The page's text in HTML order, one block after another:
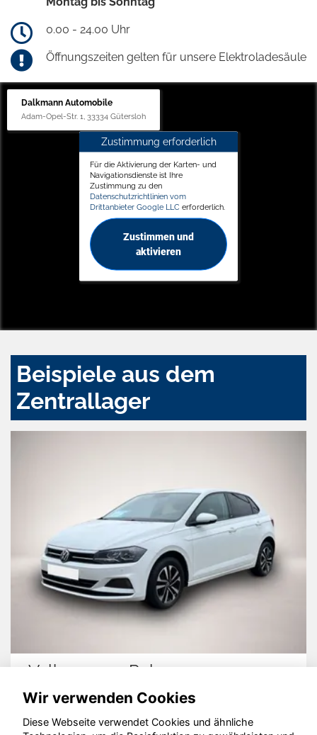
0.00 - 24.00 Uhr
Öffnungszeiten gelten für unsere Elektroladesäule
Dalkmann Automobile
Adam-Opel-Str. 1, 33334 Gütersloh
Zustimmung erforderlich
Für die Aktivierung der Karten- und
Navigationsdienste ist Ihre
Zustimmung zu den
Datenschutzrichtlinien vom
Drittanbieter Google LLC erforderlich.
Zustimmen und
aktivieren
Beispiele aus dem
Zentrallager
Volkswagen Polo
Wir verwenden Cookies
Diese Webseite verwendet Cookies und ähnliche